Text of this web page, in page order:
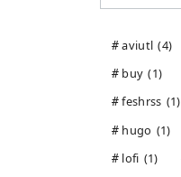
aviutl (4)
buy (1)
feshrss (1)
hugo (1)
lofi (1)